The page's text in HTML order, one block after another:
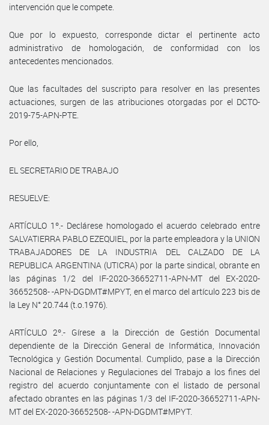
intervención que le compete.
Que por lo expuesto, corresponde dictar el pertinente acto
administrativo de homologación, de conformidad con los
antecedentes mencionados.
Que las facultades del suscripto para resolver en las presentes
actuaciones, surgen de las atribuciones otorgadas por el DCTO-
2019-75-APN-PTE.
Por ello,
EL SECRETARIO DE TRABAJO
RESUELVE:
ARTÍCULO 1º.- Declárese homologado el acuerdo celebrado entre
SALVATIERRA PABLO EZEQUIEL, por la parte empleadora y la UNION
TRABAJADORES DE LA INDUSTRIA DEL CALZADO DE LA
REPUBLICA ARGENTINA (UTICRA) por la parte sindical, obrante en
las páginas 1/2 del IF-2020-36652711-APN-MT del EX-2020-
36652508- -APN-DGDMT#MPYT, en el marco del artículo 223 bis de
la Ley N° 20.744 (t.o.1976).
ARTÍCULO 2º.- Gírese a la Dirección de Gestión Documental
dependiente de la Dirección General de Informática, Innovación
Tecnológica y Gestión Documental. Cumplido, pase a la Dirección
Nacional de Relaciones y Regulaciones del Trabajo a los fines del
registro del acuerdo conjuntamente con el listado de personal
afectado obrantes en las páginas 1/3 del IF-2020-36652711-APN-
MT del EX-2020-36652508- -APN-DGDMT#MPYT.